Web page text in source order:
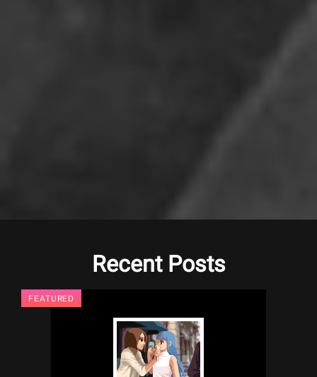
Recent Posts
FEATURED